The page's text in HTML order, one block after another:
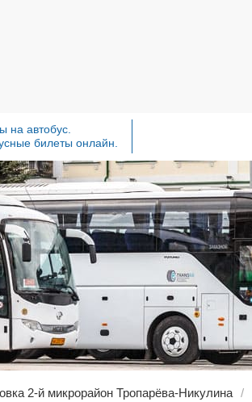
на автобус.
билеты онлайн.
2-й микрорайон Тропарёва-Никулина